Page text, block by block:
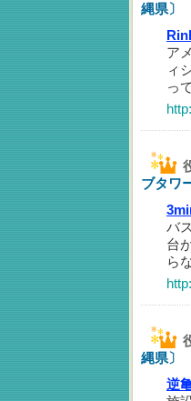
縄県〕
ア
ィ
っ
ブタワ
バ
台
ら
縄県〕
逆